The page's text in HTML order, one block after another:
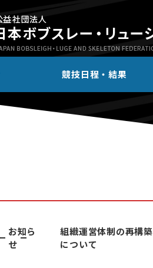
競技日程・結果
お知ら
せ
組織運営体制の再構
について